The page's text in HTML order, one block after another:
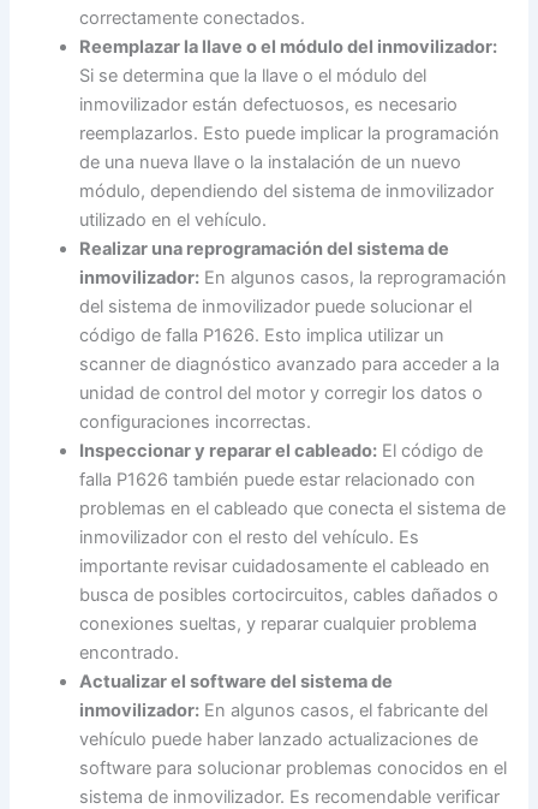
correctamente conectados.
Reemplazar la llave o el módulo del inmovilizador:
Si se determina que la llave o el módulo del
inmovilizador están defectuosos, es necesario
reemplazarlos. Esto puede implicar la programación
de una nueva llave o la instalación de un nuevo
módulo, dependiendo del sistema de inmovilizador
utilizado en el vehículo.
Realizar una reprogramación del sistema de
inmovilizador: En algunos casos, la reprogramación
del sistema de inmovilizador puede solucionar el
código de falla P1626. Esto implica utilizar un
scanner de diagnóstico avanzado para acceder a la
unidad de control del motor y corregir los datos o
configuraciones incorrectas.
Inspeccionar y reparar el cableado: El código de
falla P1626 también puede estar relacionado con
problemas en el cableado que conecta el sistema de
inmovilizador con el resto del vehículo. Es
importante revisar cuidadosamente el cableado en
busca de posibles cortocircuitos, cables dañados o
conexiones sueltas, y reparar cualquier problema
encontrado.
Actualizar el software del sistema de
inmovilizador: En algunos casos, el fabricante del
vehículo puede haber lanzado actualizaciones de
software para solucionar problemas conocidos en el
sistema de inmovilizador. Es recomendable verificar